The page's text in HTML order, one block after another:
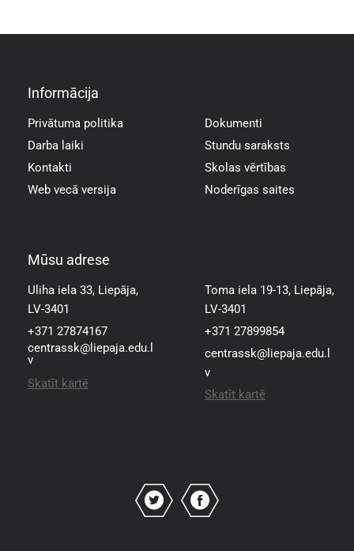
Informācija
Privātuma politika
Darba laiki
Kontakti
Web vecā versija
Dokumenti
Stundu saraksts
Skolas vērtības
Noderīgas saites
Mūsu adrese
Uliha iela 33, Liepāja,
LV-3401
+371 27874167
centrassk@liepaja.edu.l
v
Skatīt kartē
Toma iela 19-13, Liepāja,
LV-3401
+371 27899854
centrassk@liepaja.edu.l
v
Skatīt kartē